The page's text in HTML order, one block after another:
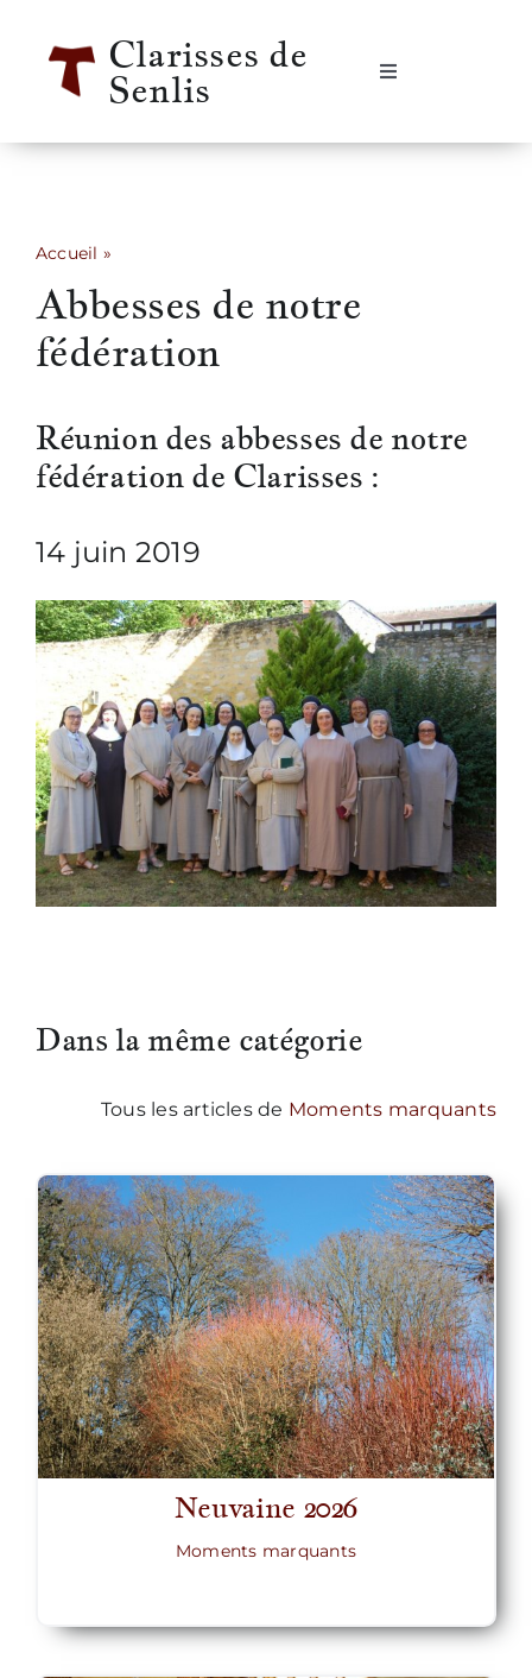
contenu
Clarisses de
Senlis
Navigation
Qui sommes-nous ?
Notre vie
Notre histoire
Nous écrire
Accueil »
Abbesses de notre
fédération
Réunion des abbesses de notre
fédération de Clarisses :
14 juin 2019
Dans la même catégorie
Tous les articles de Moments marquants
Neuvaine 2026
Moments marquants